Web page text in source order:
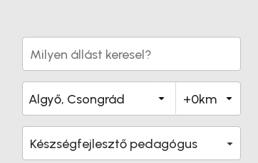
Készségfejlesztő pedagógus